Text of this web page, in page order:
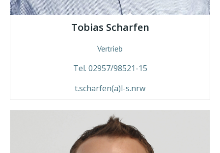
Tobias Scharfen
Vertrieb
Tel. 02957/98521-15
t.scharfen(a)l-s.nrw